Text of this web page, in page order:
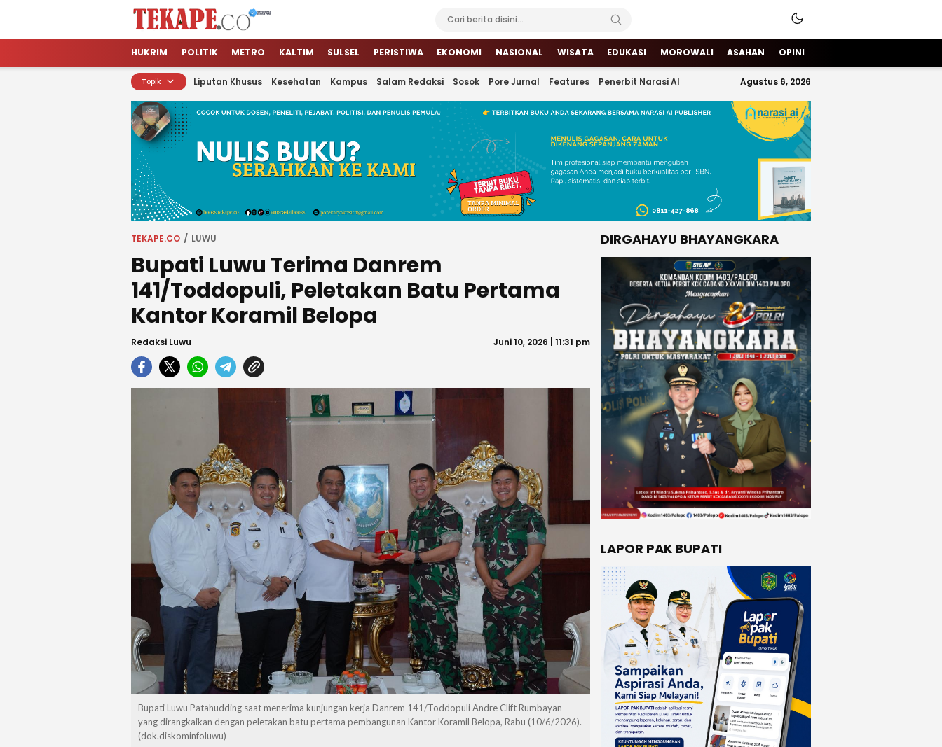
Tekape.co
Jendela Informasi Kita
HUKRIM POLITIK METRO KALTIM SULSEL PERISTIWA EKONOMI NASIONAL WISATA EDUKASI MOROWALI ASAHAN OPINI
Topik Liputan Khusus Kesehatan Kampus Salam Redaksi Sosok Pore Jurnal Features Penerbit Narasi AI Agustus 6, 2026
TEKAPE.CO LUWU
Bupati Luwu Terima Danrem
141/Toddopuli, Peletakan Batu Pertama
Kantor Koramil Belopa
Redaksi Luwu Juni 10, 2026 | 11:31 pm
Bupati Luwu Patahudding saat menerima kunjungan kerja Danrem 141/Toddopuli Andre Clift Rumbayan
yang dirangkaikan dengan peletakan batu pertama pembangunan Kantor Koramil Belopa, Rabu (10/6/2026).
(dok.diskominfoluwu)
DIRGAHAYU BHAYANGKARA
LAPOR PAK BUPATI